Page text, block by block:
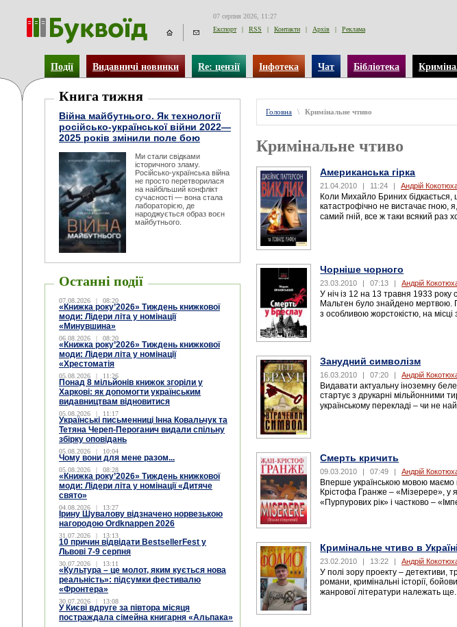
07 серпня 2026, 11:27
Експорт
| RSS | Контакти | Архів | Реклама
Події Видавничі новинки Re: цензії Інфотека Чат Бібліотека
Книга тижня
Війна майбутнього. Як технології
російсько-української війни 2022—
2025 років змінили поле бою
Ми стали свідками
історичного зламу.
Російсько-українська війна
не просто перетворилася
на найбільший конфлікт
сучасності — вона стала
лабораторією, де
народжується образ воєн
майбутнього.
Останні події
07.08.2026 | 08:20
«Книжка року’2026» Тиждень книжкової
моди: Лідери літа у номінації
«Минувшина»
06.08.2026 | 08:20
«Книжка року’2026» Тиждень книжкової
моди: Лідери літа у номінації
«Хрестоматія
05.08.2026 | 11:26
Понад 8 мільйонів книжок згоріли у
Харкові: як допомогти українським
видавництвам відновитися
05.08.2026 | 11:17
Українські письменниці Інна Ковальчук та
Тетяна Череп-Пероганич видали спільну
збірку оповідань
05.08.2026 | 10:04
Чому вони для мене разом...
05.08.2026 | 08:28
«Книжка року’2026» Тиждень книжкової
моди: Лідери літа у номінації «Дитяче
свято»
04.08.2026 | 13:27
Ірину Шувалову відзначено норвезькою
нагородою Ordknappen 2026
31.07.2026 | 13:13
10 причин відвідати BestsellerFest у
Львові 7-9 серпня
30.07.2026 | 13:11
«Культура – це молот, яким кується нова
реальність»: підсумки фестивалю
«Фронтера»
30.07.2026 | 13:08
У Києві вдруге за півтора місяця
постраждала сімейна книгарня «Альпака»
Головна \ Кримінальне чтиво
Кримінальне чтиво
Американська гірка
21.04.2010 | 11:24 | Андрій
Коли Михайло Бриних бідкається,
катастрофічно не вистачає гною,
самий гній, все ж таки всякий раз
Чорніше чорного
23.03.2010 07:13 Андрій
У ніч із 12 на 13 травня 1933
Мальтен було знайдено мертвою.
з особливою жорстокістю, на місці
Занудний символізм
16.03.2010 07:20 Андрій
Видавати актуальну іноземну
стартує з друкарні мільйонними
українському перекладі – чи не
Cмерть кричить
09.03.2010 | 07:49 | Андрій
Вперше українською мовою
Крістофа Гранже – «Мізерере», у
«Пурпурових рік» і частково –
Кримінальне чтиво в
23.02.2010 | 13:22 | Андрій
У полі зору проекту – детективи,
романи, кримінальні історії,
жанрової літератури належать